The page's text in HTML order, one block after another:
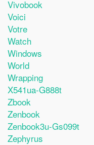
Vivobook
Voici
Votre
Watch
Windows
World
Wrapping
X541ua-G888t
Zbook
Zenbook
Zenbook3u-Gs099t
Zephyrus